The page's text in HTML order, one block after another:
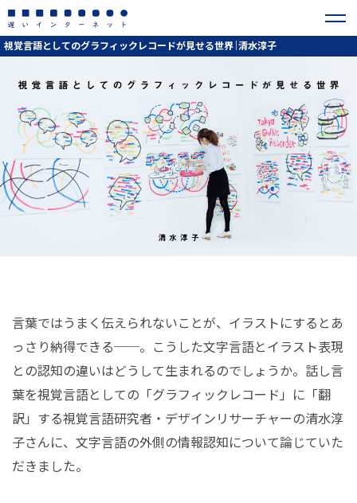
視覚言語としてのグラフィックレコードが見せる世界｜清水淳子
言葉ではうまく伝えられないことが、イラストにするとあ
っさり納得できる──。こうした文字言語とイラスト表現
との認知の違いはどうして生まれるのでしょうか。話し言
葉を視覚言語としての「グラフィックレコード」に「翻
訳」する視覚言語研究者・デザインリサーチャーの清水淳
子さんに、文字言語の外側の情報認知について論じていた
だきました。